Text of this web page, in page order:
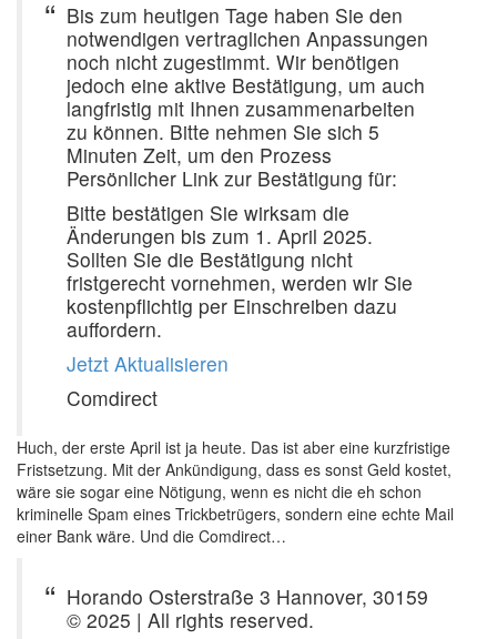
Bis zum heutigen Tage haben Sie den
notwendigen vertraglichen Anpassungen
noch nicht zugestimmt. Wir benötigen
jedoch eine aktive Bestätigung, um auch
langfristig mit Ihnen zusammenarbeiten
zu können. Bitte nehmen Sie sich 5
Minuten Zeit, um den Prozess
Persönlicher Link zur Bestätigung für:
Bitte bestätigen Sie wirksam die
Änderungen bis zum 1. April 2025.
Sollten Sie die Bestätigung nicht
fristgerecht vornehmen, werden wir Sie
kostenpflichtig per Einschreiben dazu
auffordern.
Jetzt Aktualisieren
Cоmdіrесt
Huch, der erste April ist ja heute. Das ist aber eine kurzfristige
Fristsetzung. Mit der Ankündigung, dass es sonst Geld kostet,
wäre sie sogar eine Nötigung, wenn es nicht die eh schon
kriminelle Spam eines Trickbetrügers, sondern eine echte Mail
einer Bank wäre. Und die Comdirect…
Horando Osterstraße 3 Hannover, 30159
© 2025 | All rights reserved.